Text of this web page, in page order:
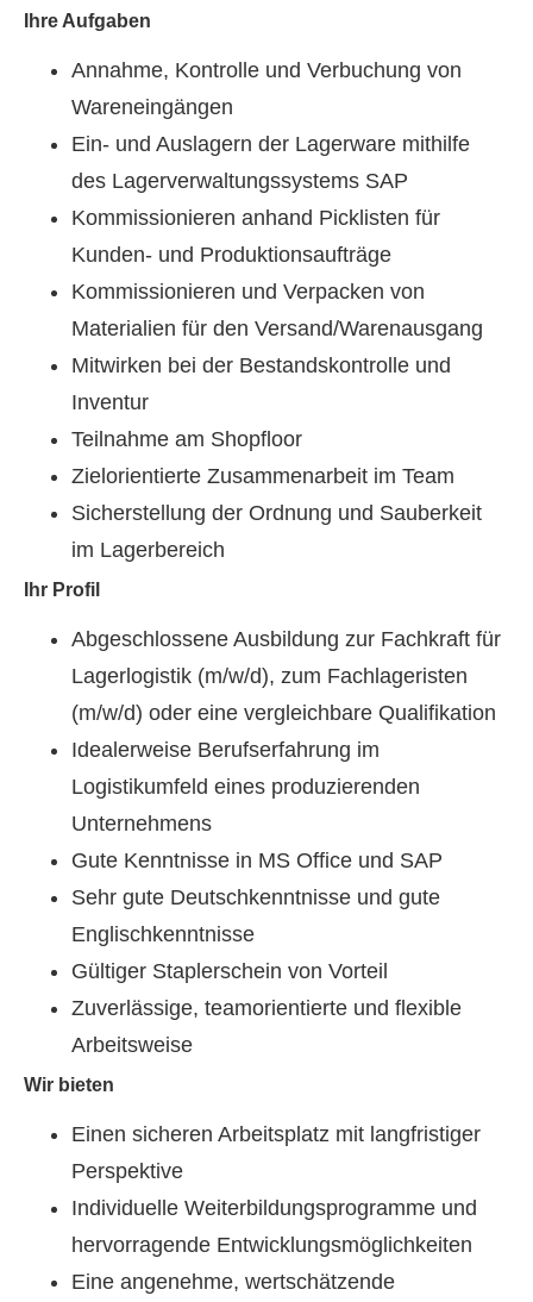
Ihre Aufgaben
Annahme, Kontrolle und Verbuchung von
Wareneingängen
Ein- und Auslagern der Lagerware mithilfe
des Lagerverwaltungssystems SAP
Kommissionieren anhand Picklisten für
Kunden- und Produktionsaufträge
Kommissionieren und Verpacken von
Materialien für den Versand/Warenausgang
Mitwirken bei der Bestandskontrolle und
Inventur
Teilnahme am Shopfloor
Zielorientierte Zusammenarbeit im Team
Sicherstellung der Ordnung und Sauberkeit
im Lagerbereich
Ihr Profil
Abgeschlossene Ausbildung zur Fachkraft für
Lagerlogistik (m/w/d), zum Fachlageristen
(m/w/d) oder eine vergleichbare Qualifikation
Idealerweise Berufserfahrung im
Logistikumfeld eines produzierenden
Unternehmens
Gute Kenntnisse in MS Office und SAP
Sehr gute Deutschkenntnisse und gute
Englischkenntnisse
Gültiger Staplerschein von Vorteil
Zuverlässige, teamorientierte und flexible
Arbeitsweise
Wir bieten
Einen sicheren Arbeitsplatz mit langfristiger
Perspektive
Individuelle Weiterbildungsprogramme und
hervorragende Entwicklungsmöglichkeiten
Eine angenehme, wertschätzende